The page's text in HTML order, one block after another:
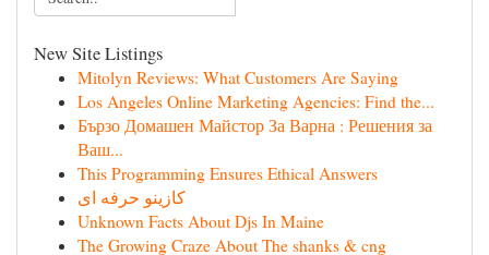
New Site Listings
Mitolyn Reviews: What Customers Are Saying
Los Angeles Online Marketing Agencies: Find the...
Бързо Домашен Майстор За Варна : Решения за
Ваш...
This Programming Ensures Ethical Answers
کازینو حرفه ای
Unknown Facts About Djs In Maine
The Growing Craze About The shanks & cng